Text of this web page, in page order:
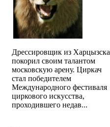
Дрессировщик из Харцызска
покорил своим талантом
московскую арену. Циркач
стал победителем
Международного фестиваля
циркового искусства,
проходившего недав...